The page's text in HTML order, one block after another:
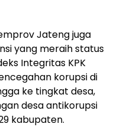
Jateng juga
yang meraih status
Integritas KPK
korupsi di
ke tingkat desa,
desa antikorupsi
kabupaten.